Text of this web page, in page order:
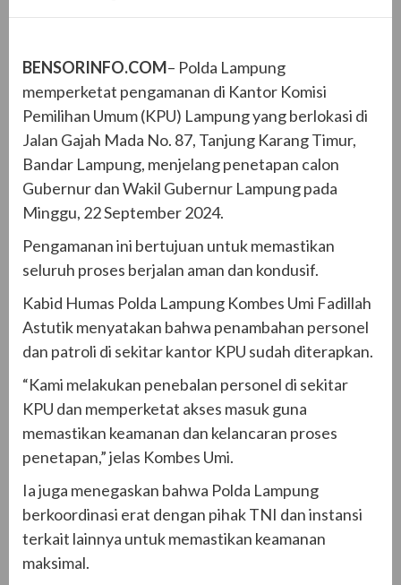
BENSORINFO.COM– Polda Lampung
memperketat pengamanan di Kantor Komisi
Pemilihan Umum (KPU) Lampung yang berlokasi di
Jalan Gajah Mada No. 87, Tanjung Karang Timur,
Bandar Lampung, menjelang penetapan calon
Gubernur dan Wakil Gubernur Lampung pada
Minggu, 22 September 2024.
Pengamanan ini bertujuan untuk memastikan
seluruh proses berjalan aman dan kondusif.
Kabid Humas Polda Lampung Kombes Umi Fadillah
Astutik menyatakan bahwa penambahan personel
dan patroli di sekitar kantor KPU sudah diterapkan.
“Kami melakukan penebalan personel di sekitar
KPU dan memperketat akses masuk guna
memastikan keamanan dan kelancaran proses
penetapan,” jelas Kombes Umi.
Ia juga menegaskan bahwa Polda Lampung
berkoordinasi erat dengan pihak TNI dan instansi
terkait lainnya untuk memastikan keamanan
maksimal.